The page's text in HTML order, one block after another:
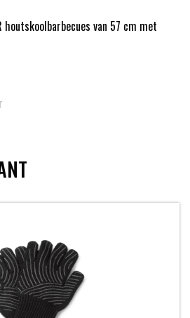
houtskoolbarbecues van 57 cm met